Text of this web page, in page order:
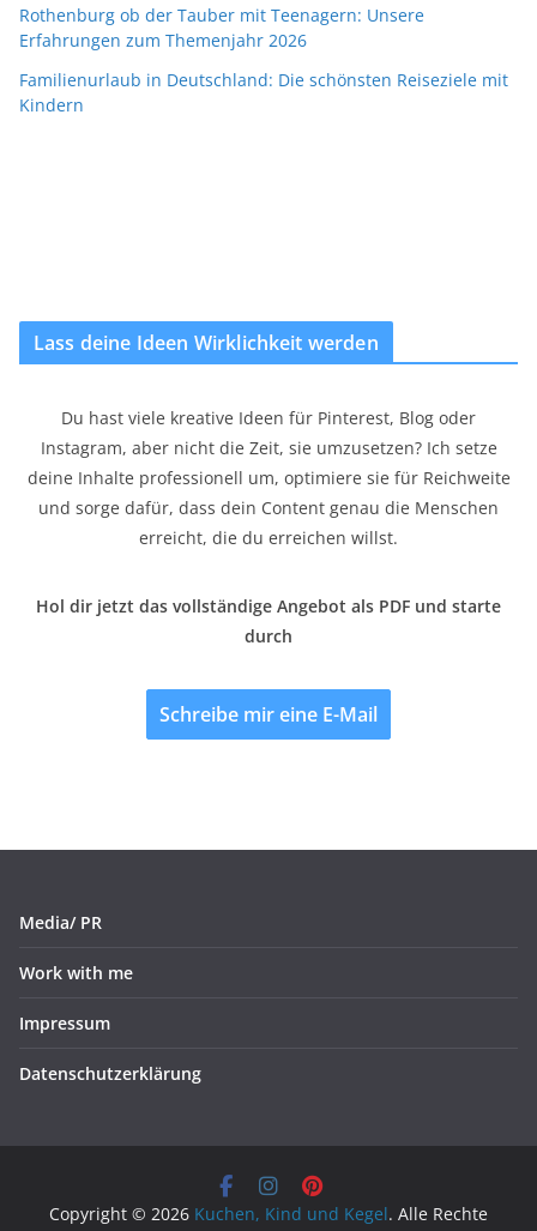
Rothenburg ob der Tauber mit Teenagern: Unsere
Erfahrungen zum Themenjahr 2026
Familienurlaub in Deutschland: Die schönsten Reiseziele mit
Kindern
Lass deine Ideen Wirklichkeit werden
Du hast viele kreative Ideen für Pinterest, Blog oder
Instagram, aber nicht die Zeit, sie umzusetzen? Ich setze
deine Inhalte professionell um, optimiere sie für Reichweite
und sorge dafür, dass dein Content genau die Menschen
erreicht, die du erreichen willst.
Hol dir jetzt das vollständige Angebot als PDF und starte
durch
Schreibe mir eine E-Mail
Media/ PR
Work with me
Impressum
Datenschutzerklärung
Copyright © 2026 Kuchen, Kind und Kegel. Alle Rechte